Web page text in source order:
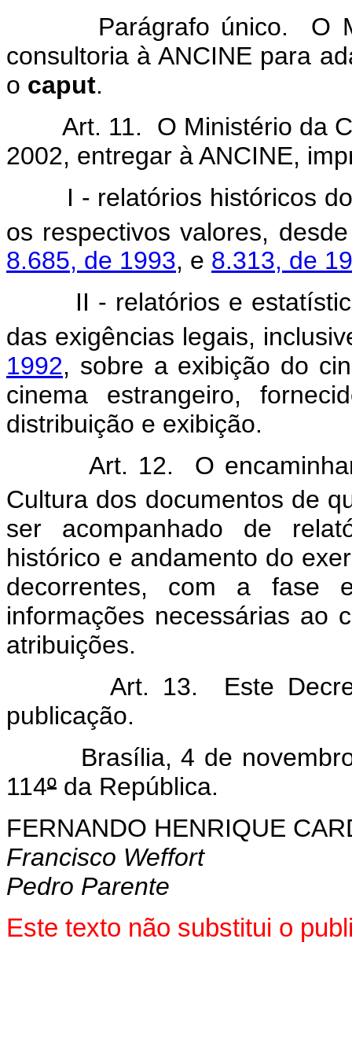
Parágrafo único. O
consultoria à ANCINE para
o caput.
Art. 11. O Ministério da
2002, entregar à ANCINE,
I - relatórios históricos dos
os respectivos valores,
8.685, de 1993, e 8.313, de
II - relatórios e
das exigências legais,
1992, sobre a exibição do
cinema estrangeiro,
distribuição e exibição.
Art. 12. O
Cultura dos documentos de
ser acompanhado de
histórico e andamento do
decorrentes, com a fase
informações necessárias ao
atribuições.
Art. 13. Este Decreto
publicação.
Brasília, 4 de novembro
114º da República.
FERNANDO HENRIQUE
Francisco Weffort
Pedro Parente
Este texto não substitui o